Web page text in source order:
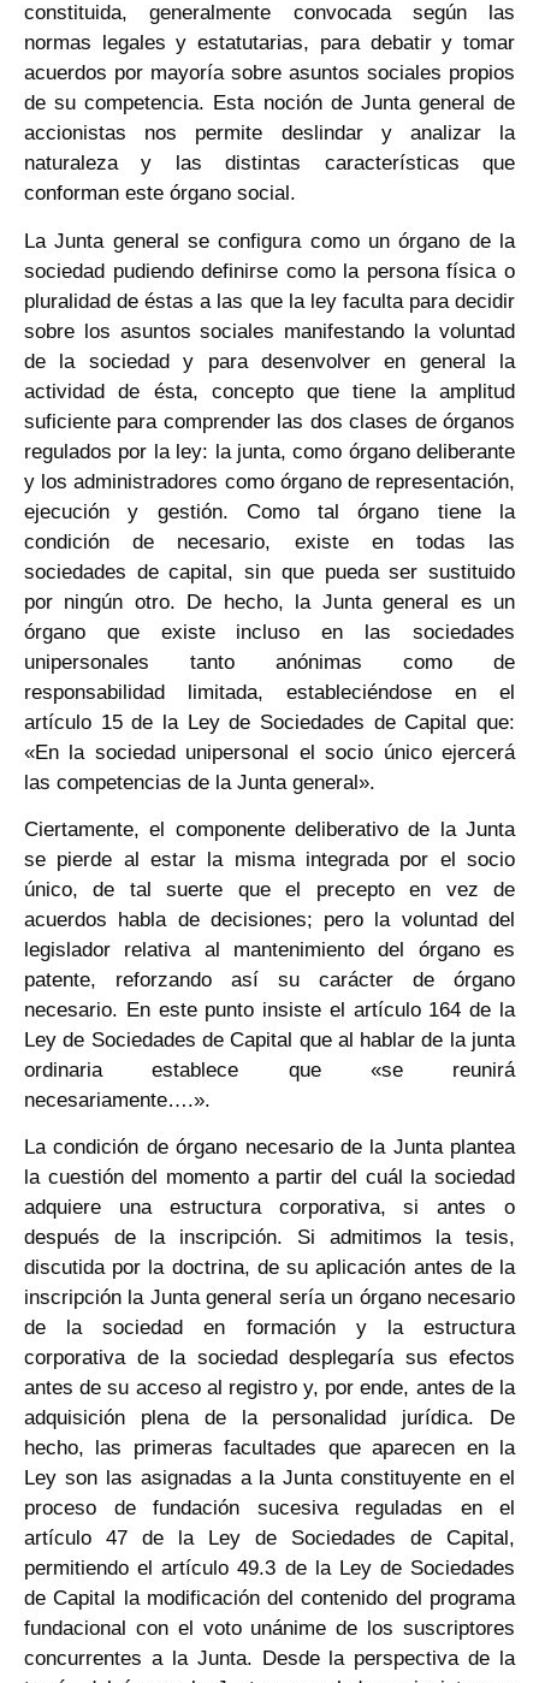
constituida, generalmente convocada según las
normas legales y estatutarias, para debatir y tomar
acuerdos por mayoría sobre asuntos sociales propios
de su competencia. Esta noción de Junta general de
accionistas nos permite deslindar y analizar la
naturaleza y las distintas características que
conforman este órgano social.
La Junta general se configura como un órgano de la
sociedad pudiendo definirse como la persona física o
pluralidad de éstas a las que la ley faculta para decidir
sobre los asuntos sociales manifestando la voluntad
de la sociedad y para desenvolver en general la
actividad de ésta, concepto que tiene la amplitud
suficiente para comprender las dos clases de órganos
regulados por la ley: la junta, como órgano deliberante
y los administradores como órgano de representación,
ejecución y gestión. Como tal órgano tiene la
condición de necesario, existe en todas las
sociedades de capital, sin que pueda ser sustituido
por ningún otro. De hecho, la Junta general es un
órgano que existe incluso en las sociedades
unipersonales tanto anónimas como de
responsabilidad limitada, estableciéndose en el
artículo 15 de la Ley de Sociedades de Capital que:
«En la sociedad unipersonal el socio único ejercerá
las competencias de la Junta general».
Ciertamente, el componente deliberativo de la Junta
se pierde al estar la misma integrada por el socio
único, de tal suerte que el precepto en vez de
acuerdos habla de decisiones; pero la voluntad del
legislador relativa al mantenimiento del órgano es
patente, reforzando así su carácter de órgano
necesario. En este punto insiste el artículo 164 de la
Ley de Sociedades de Capital que al hablar de la junta
ordinaria establece que «se reunirá
necesariamente….».
La condición de órgano necesario de la Junta plantea
la cuestión del momento a partir del cuál la sociedad
adquiere una estructura corporativa, si antes o
después de la inscripción. Si admitimos la tesis,
discutida por la doctrina, de su aplicación antes de la
inscripción la Junta general sería un órgano necesario
de la sociedad en formación y la estructura
corporativa de la sociedad desplegaría sus efectos
antes de su acceso al registro y, por ende, antes de la
adquisición plena de la personalidad jurídica. De
hecho, las primeras facultades que aparecen en la
Ley son las asignadas a la Junta constituyente en el
proceso de fundación sucesiva reguladas en el
artículo 47 de la Ley de Sociedades de Capital,
permitiendo el artículo 49.3 de la Ley de Sociedades
de Capital la modificación del contenido del programa
fundacional con el voto unánime de los suscriptores
concurrentes a la Junta. Desde la perspectiva de la